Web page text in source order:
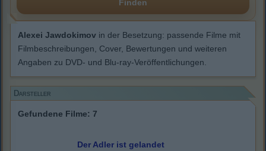
Finden
Alexei Jawdokimov in der Besetzung: passende Filme mit
Filmbeschreibungen, Cover, Bewertungen und weiteren
Angaben zu DVD- und Blu-ray-Veröffentlichungen.
Darsteller
Gefundene Filme: 7
Der Adler ist gelandet